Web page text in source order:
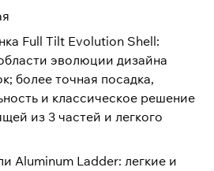
Full Tilt Evolution Shell:
эволюции дизайна
более точная посадка,
и классическое решение
из 3 частей и легкого
Aluminum Ladder: легкие и